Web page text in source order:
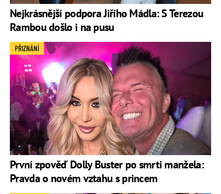
Nejkrásnější podpora Jiřího Mádla: S Terezou
Rambou došlo i na pusu
První zpověď Dolly Buster po smrti manžela:
Pravda o novém vztahu s princem
PŘIZNÁNÍ